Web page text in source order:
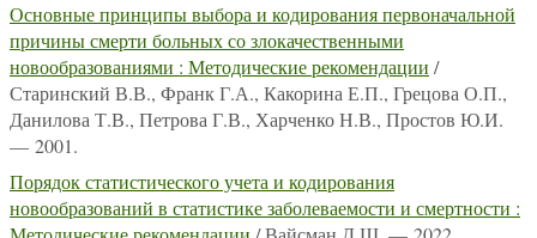
Основные принципы выбора и кодирования первоначальной
причины смерти больных со злокачественными
новообразованиями : Методические рекомендации /
Старинский В.В., Франк Г.А., Какорина Е.П., Грецова О.П.,
Данилова Т.В., Петрова Г.В., Харченко Н.В., Простов Ю.И.
— 2001.
Порядок статистического учета и кодирования
новообразований в статистике заболеваемости и смертности :